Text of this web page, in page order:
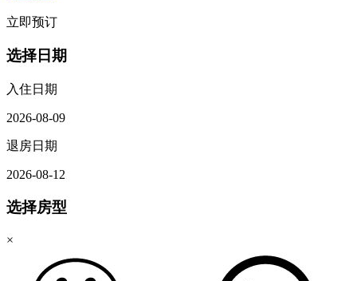
立即预订
选择日期
入住日期
2026-08-09
退房日期
2026-08-12
选择房型
×